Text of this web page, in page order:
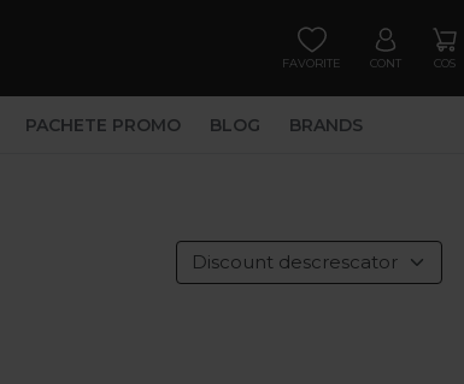
FAVORITE CONT COS
PACHETE PROMO BLOG BRANDS